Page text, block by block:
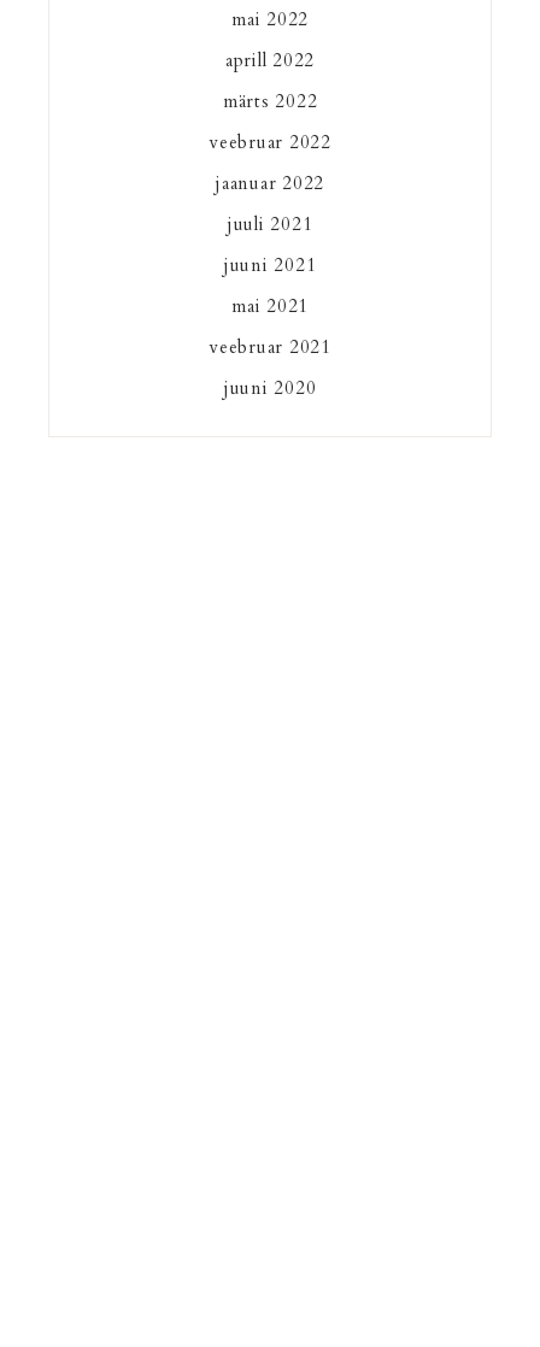
mai 2022
aprill 2022
märts 2022
veebruar 2022
jaanuar 2022
juuli 2021
juuni 2021
mai 2021
veebruar 2021
juuni 2020